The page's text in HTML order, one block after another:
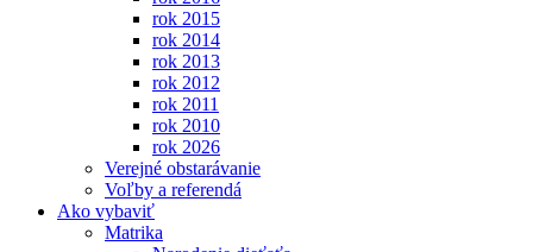
rok 2015
rok 2014
rok 2013
rok 2012
rok 2011
rok 2010
rok 2026
Verejné obstarávanie
Voľby a referendá
Ako vybaviť
Matrika